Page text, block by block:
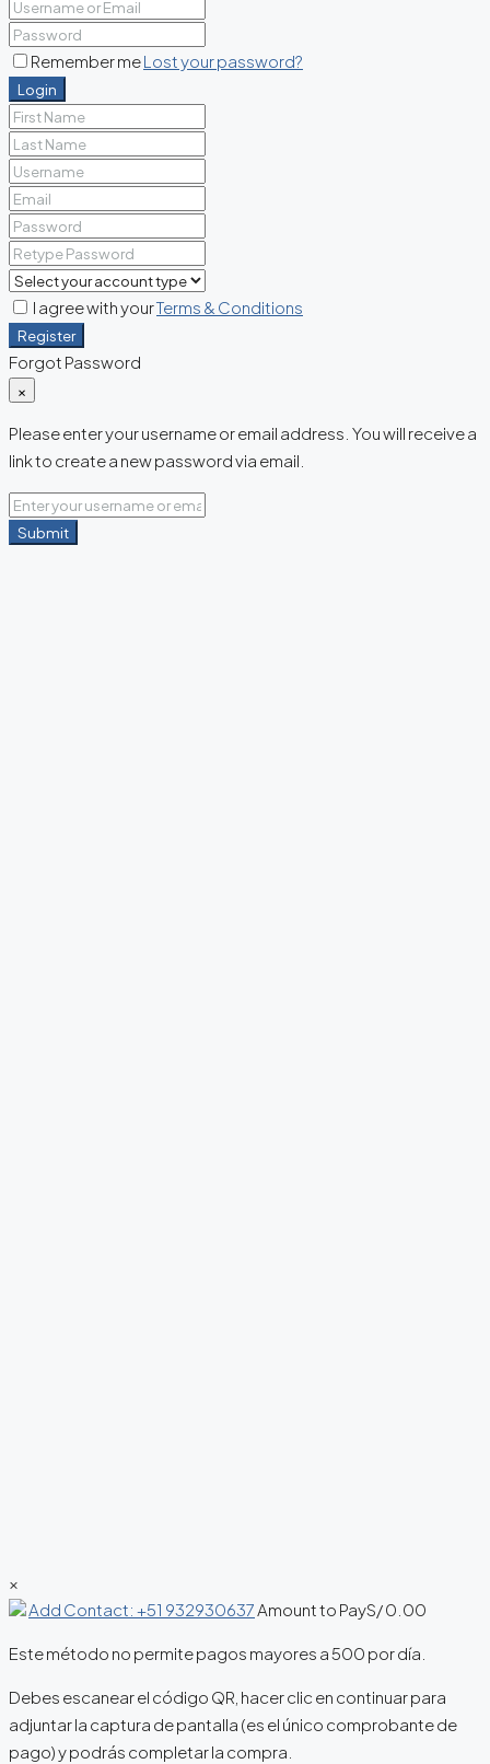
Remember meLost your password?
Login
I agree with yourTerms & Conditions
Register
Forgot Password
×
Please enter your username or email address. You will receive a
link to create a new password via email.
Submit
×
Add Contact: +51 932930637Amount to PayS/0.00
Este método no permite pagos mayores a 500 por día.
Debes escanear el código QR, hacer clic en continuar para
adjuntar la captura de pantalla (es el único comprobante de
pago) y podrás completar la compra.